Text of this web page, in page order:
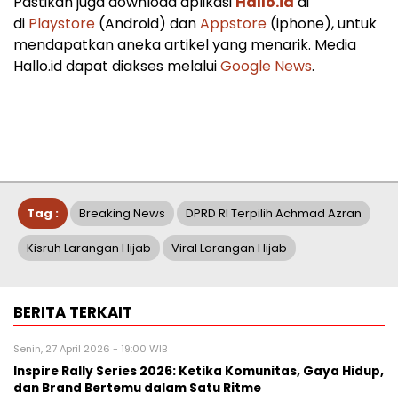
di Playstore (Android) danAppstore (iphone), untuk
mendapatkan aneka artikel yang menarik. Media
Hallo.id dapat diakses melaluiGoogle News.
Tag : Breaking News DPRD RI Terpilih Achmad Azran
Kisruh Larangan Hijab Viral Larangan Hijab
BERITA TERKAIT
Senin, 27 April 2026 - 19:00 WIB
Inspire Rally Series 2026: Ketika Komunitas, Gaya Hidup,
dan Brand Bertemu dalam Satu Ritme